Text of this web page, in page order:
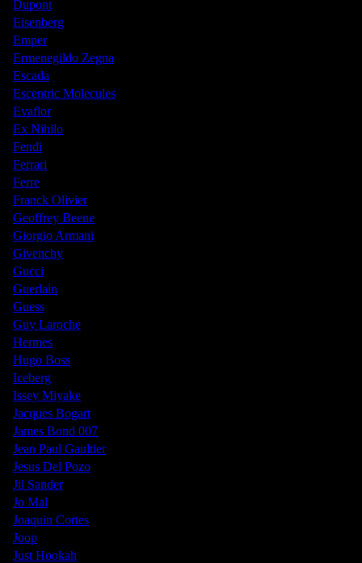
Dupont
Eisenberg
Emper
Ermenegildo Zegna
Escada
Escentric Molecules
Evaflor
Ex Nihilo
Fendi
Ferrari
Ferre
Franck Olivier
Geoffrey Beene
Giorgio Armani
Givenchy
Gucci
Guerlain
Guess
Guy Laroche
Hermes
Hugo Boss
Iceberg
Issey Miyake
Jacques Bogart
James Bond 007
Jean Paul Gaultier
Jesus Del Pozo
Jil Sander
Jo Mal
Joaquin Cortes
Joop
Just Hookah